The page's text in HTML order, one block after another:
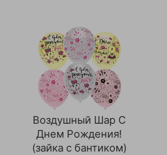
Воздушный Шар С
Днем Рождения!
(зайка с бантиком)